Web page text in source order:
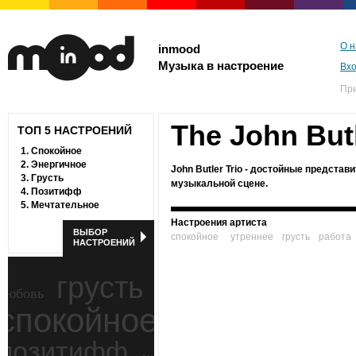
inmood
Музыка в настроение
О
ТОП 5 НАСТРОЕНИЙ
1. Спокойное
2. Энергичное
3. Грусть
4. Позитифф
5. Мечтательное
ВЫБОР
НАСТРОЕНИЙ
грусть
The John
John Butler Trio - достойные
музыкальной сцене.
Настроения артиста
спокойное
утреннее грусть работа